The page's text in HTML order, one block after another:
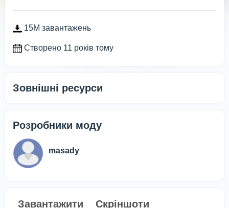
15M завантажень
Створено 11 років тому
Зовнішні ресурси
Розробники моду
masady
Завантажити Скріншоти